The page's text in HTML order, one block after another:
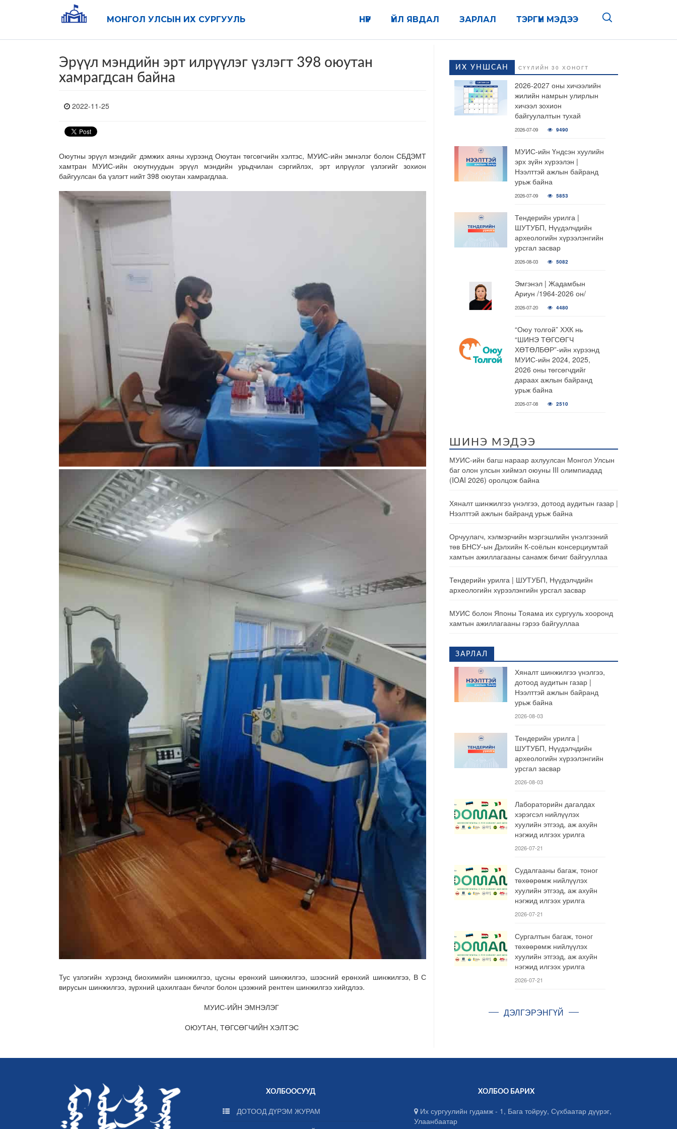
МОНГОЛ УЛСЫН ИХ СУРГУУЛЬ ТЭРГҮҮН МЭДЭЭ
ЗАРЛАЛ
ҮЙЛ ЯВДАЛ
НҮҮР
Эрүүл мэндийн эрт илрүүлэг үзлэгт 398 оюутан
хамрагдсан байна
2022-11-25
Оюутны эрүүл мэндийг дэмжих аяны хүрээнд Оюутан төгсөгчийн хэлтэс, МУИС-ийн эмнэлэг болон СБДЭМТ
хамтран МУИС-ийн оюутнуудын эрүүл мэндийн урьдчилан сэргийлэх, эрт илрүүлэг үзлэгийг зохион
байгуулсан ба үзлэгт нийт398 оюутан хамрагдлаа.
Тус үзлэгийн хүрээнд биохимийн шинжилгээ, цусны ерөнхий шинжилгээ, шээсний ерөнхий шинжилгээ, В С
вирусын шинжилгээ, зүрхний цахилгаан бичлэг болон цээжний рентген шинжилгээ хийгдлээ.
МУИС-ИЙН ЭМНЭЛЭГ
ОЮУТАН, ТӨГСӨГЧИЙН ХЭЛТЭС
ИХ УНШСАН СҮҮЛИЙН 30 ХОНОГТ
2026-2027 оны хичээлийн
жилийн намрын улирлын
хичээл зохион
байгуулалтын тухай
2026-07-09 9490
МУИС-ийн Үндсэн хуулийн
эрх зүйн хүрээлэн |
Нээлттэй ажлын байранд
урьж байна
2026-07-09 5853
Тендерийн урилга |
ШУТУБП, Нүүдэлчдийн
археологийн хүрээлэнгийн
урсгал засвар
2026-08-03 5082
Эмгэнэл | Жадамбын
Ариун /1964-2026 он/
2026-07-20 4480
“Оюу толгой” ХХК нь
“ШИНЭ ТӨГСӨГЧ
ХӨТӨЛБӨР”-ийн хүрээнд
МУИС-ийн 2024, 2025,
2026 оны төгсөгчдийг
дараах ажлын байранд
урьж байна
2026-07-08 2510
ШИНЭ МЭДЭЭ
МУИС-ийн багш нараар ахлуулсан Монгол Улсын
баг олон улсын хиймэл оюуны III олимпиадад
(IOAI 2026) оролцож байна
Хяналт шинжилгээ үнэлгээ, дотоод аудитын газар |
Нээлттэй ажлын байранд урьж байна
Орчуулагч, хэлмэрчийн мэргэшлийн үнэлгээний
төв БНСУ-ын Дэлхийн К-соёлын консерциумтай
хамтын ажиллагааны санамж бичиг байгууллаа
Тендерийн урилга | ШУТУБП, Нүүдэлчдийн
археологийн хүрээлэнгийн урсгал засвар
МУИС болон Японы Тояама их сургууль хооронд
хамтын ажиллагааны гэрээ байгууллаа
ЗАРЛАЛ
Хяналт шинжилгээ үнэлгээ,
дотоод аудитын газар |
Нээлттэй ажлын байранд
урьж байна
2026-08-03
Тендерийн урилга |
ШУТУБП, Нүүдэлчдийн
археологийн хүрээлэнгийн
урсгал засвар
2026-08-03
Лабораторийн дагалдах
хэрэгсэл нийлүүлэх
хуулийн этгээд, аж ахуйн
нэгжид илгээх урилга
2026-07-21
Судалгааны багаж, тоног
төхөөрөмж нийлүүлэх
хуулийн этгээд, аж ахуйн
нэгжид илгээх урилга
2026-07-21
Сургалтын багаж, тоног
төхөөрөмж нийлүүлэх
хуулийн этгээд, аж ахуйн
нэгжид илгээх урилга
2026-07-21
ДЭЛГЭРЭНГҮЙ
ХОЛБООСУУД
ДОТООД ДҮРЭМ ЖУРАМ
ХОЛБОО БАРИХ
Их сургуулийн гудамж - 1, Бага тойруу, Сүхбаатар дүүрэг,
Улаанбаатар